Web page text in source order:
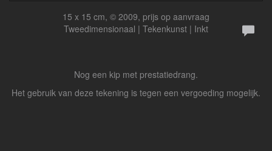
15 x 15 cm, © 2009, prijs op aanvraag
Tweedimensionaal | Tekenkunst | Inkt
Nog een kip met prestatiedrang.
Het gebruik van deze tekening is tegen een vergoeding mogelijk.